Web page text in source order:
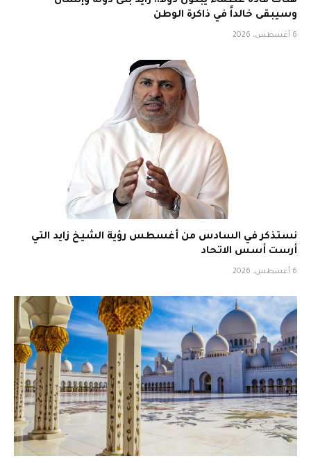
وسيبقى خالداً في ذاكرة الوطن
6 أغسطس، 2026
نستذكر في السادس من أغسطس رؤية الشيخ زايد التي
أرست أسس الاتحاد
6 أغسطس، 2026